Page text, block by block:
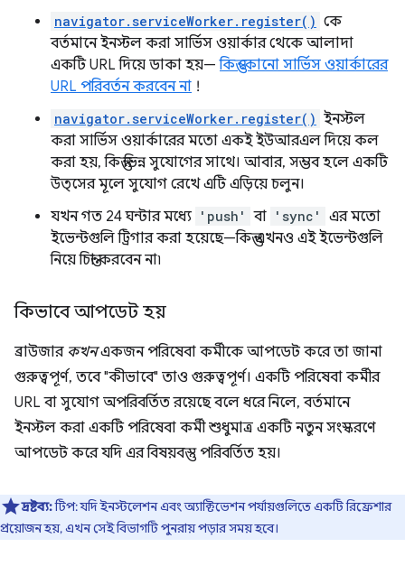
navigator.serviceWorker.register() কে
বর্তমানে ইনস্টল করা সার্ভিস ওয়ার্কার থেকে আলাদা
একটি URL দিয়ে ডাকা হয়—কিন্তু কোনো সার্ভিস ওয়ার্কারের
URL পরিবর্তন করবেন না !
navigator.serviceWorker.register() ইনস্টল
করা সার্ভিস ওয়ার্কারের মতো একই ইউআরএল দিয়ে কল
করা হয়, কিন্তু ভিন্ন সুযোগের সাথে। আবার, সম্ভব হলে একটি
উত্সের মূলে সুযোগ রেখে এটি এড়িয়ে চলুন।
যখন গত 24 ঘন্টার মধ্যে 'push' বা 'sync'
এর মতো
ইভেন্টগুলি ট্রিগার করা হয়েছে—কিন্তু এখনও এই ইভেন্টগুলি
নিয়ে চিন্তা করবেন না৷
কিভাবে আপডেট হয়
ব্রাউজার কখনএকজন পরিষেবা কর্মীকে আপডেট করে তা জানা
গুরুত্বপূর্ণ, তবে "কীভাবে" তাও গুরুত্বপূর্ণ। একটি পরিষেবা কর্মীর
URL বা সুযোগ অপরিবর্তিত রয়েছে বলে ধরে নিলে, বর্তমানে
ইনস্টল করা একটি পরিষেবা কর্মী শুধুমাত্র একটি নতুন সংস্করণে
আপডেট করে যদি এর বিষয়বস্তু পরিবর্তিত হয়।
দ্রষ্টব্য:টিপ: যদি ইনস্টলেশন এবং অ্যাক্টিভেশন পর্যায়গুলিতে একটি রিফ্রেশার
প্রয়োজন হয়, এখন সেই বিভাগটি পুনরায় পড়ার সময় হবে।